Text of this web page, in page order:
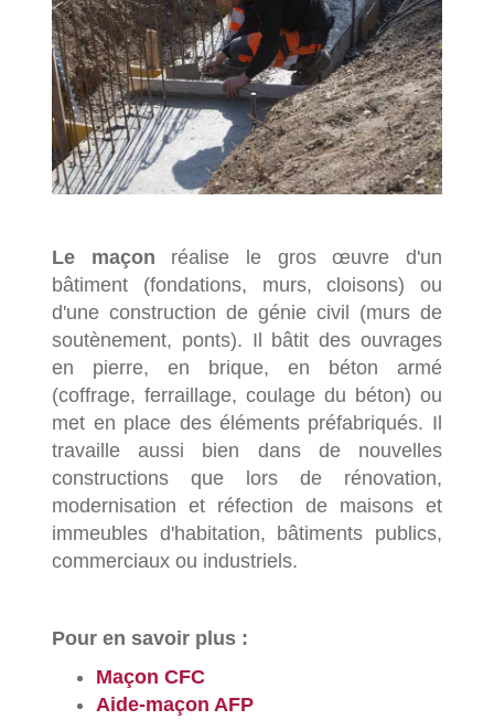
Le maçon réalise le gros œuvre d'un
bâtiment (fondations, murs, cloisons) ou
d'une construction de génie civil (murs de
soutènement, ponts). Il bâtit des ouvrages
en pierre, en brique, en béton armé
(coffrage, ferraillage, coulage du béton) ou
met en place des éléments préfabriqués. Il
travaille aussi bien dans de nouvelles
constructions que lors de rénovation,
modernisation et réfection de maisons et
immeubles d'habitation, bâtiments publics,
commerciaux ou industriels.
Pour en savoir plus :
Maçon CFC
Aide-maçon AFP